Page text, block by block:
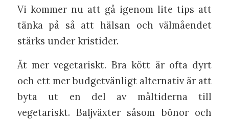
Vi kommer nu att gå igenom lite tips att
tänka på så att hälsan och välmåendet
stärks under kristider.
Ät mer vegetariskt. Bra kött är ofta dyrt
och ett mer budgetvänligt alternativ är att
byta ut en del av måltiderna till
vegetariskt. Baljväxter såsom bönor och